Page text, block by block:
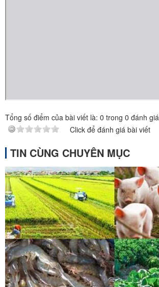
Tổng số điểm của bài viết là: 0 trong 0 đánh giá
Click để đánh giá bài viết
TIN CÙNG CHUYÊN MỤC